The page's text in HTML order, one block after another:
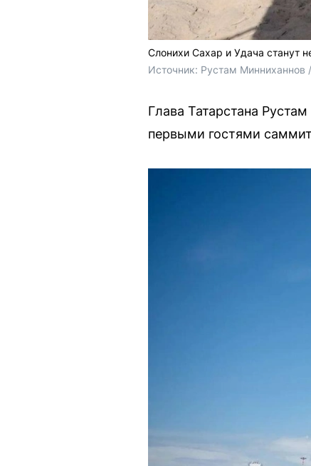
Слонихи Сахар и Удача станут
Источник: Рустам Минниханнов
Глава Татарстана
первыми гостями